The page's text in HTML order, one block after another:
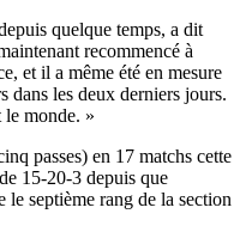
quelque temps, a dit
recommencé à
et il a même été en mesure
dans les deux derniers jours.
le monde. »
passes) en 17 matchs cette
15-20-3 depuis que
le septième rang de la section